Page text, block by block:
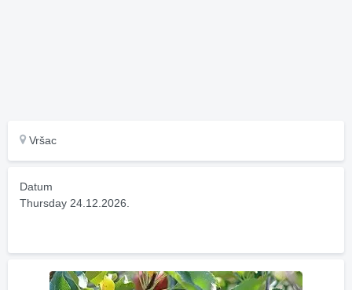
Vršac
Datum
Thursday 24.12.2026.